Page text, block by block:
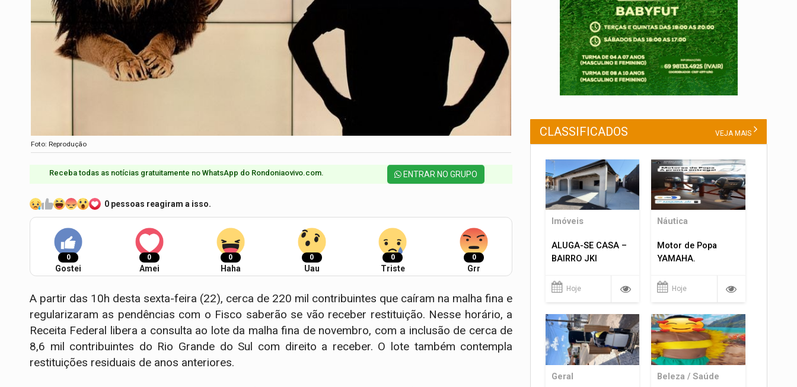
Foto: Reprodução
Receba todas as notícias gratuitamente no WhatsApp do Rondoniaovivo.com.​ ENTRAR NO GRUPO
0 pessoas reagiram a isso.
0
Gostei
0
Amei
0
Haha
0
Uau
0
Triste
0
Grr
A partir das 10h desta sexta-feira (22), cerca de 220 mil contribuintes que caíram na malha fina e
regularizaram as pendências com o Fisco saberão se vão receber restituição. Nesse horário, a
Receita Federal libera a consulta ao lote da malha fina de novembro, com a inclusão de cerca de
8,6 mil contribuintes do Rio Grande do Sul com direito a receber. O lote também contempla
restituições residuais de anos anteriores.
CLASSIFICADOS VEJA MAIS
Imóveis
ALUGA-SE CASA –
BAIRRO JKI
Hoje
Náutica
Motor de Popa
YAMAHA.
Hoje
Geral Beleza / Saúde